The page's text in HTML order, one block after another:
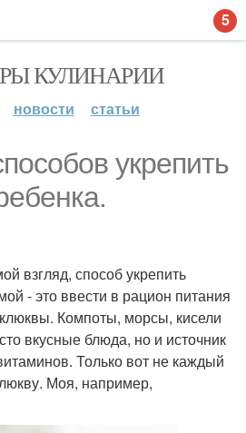
КУЛИНАРИИ
новости статьи
укрепить
взгляд, способ укрепить
- это ввести в рацион питания
Компоты, морсы, кисели
вкусные блюда, но и источник
Только вот не каждый
Моя, например,
5